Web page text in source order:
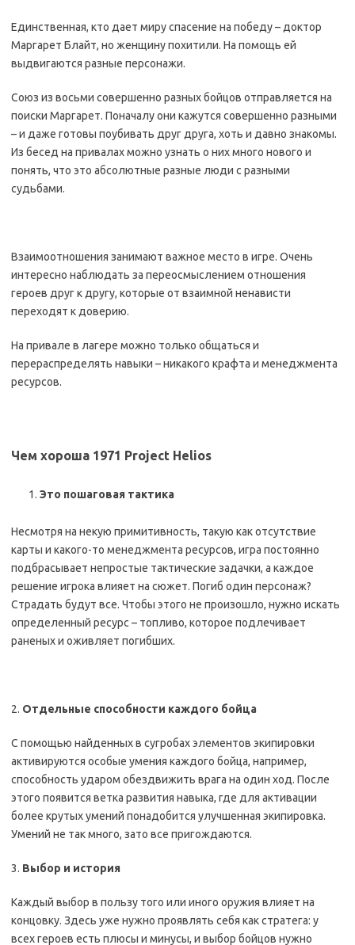
Единственная, кто дает миру спасение на победу – доктор
Маргарет Блайт, но женщину похитили. На помощь ей
выдвигаются разные персонажи.
Союз из восьми совершенно разных бойцов отправляется на
поиски Маргарет. Поначалу они кажутся совершенно разными
– и даже готовы поубивать друг друга, хоть и давно знакомы.
Из бесед на привалах можно узнать о них много нового и
понять, что это абсолютные разные люди с разными
судьбами.
Взаимоотношения занимают важное место в игре. Очень
интересно наблюдать за переосмыслением отношения
героев друг к другу, которые от взаимной ненависти
переходят к доверию.
На привале в лагере можно только общаться и
перераспределять навыки – никакого крафта и менеджмента
ресурсов.
Чем хороша 1971 Project Helios
Это пошаговая тактика
Несмотря на некую примитивность, такую как отсутствие
карты и какого-то менеджмента ресурсов, игра постоянно
подбрасывает непростые тактические задачки, а каждое
решение игрока влияет на сюжет. Погиб один персонаж?
Страдать будут все. Чтобы этого не произошло, нужно искать
определенный ресурс – топливо, которое подлечивает
раненых и оживляет погибших.
2. Отдельные способности каждого бойца
С помощью найденных в сугробах элементов экипировки
активируются особые умения каждого бойца, например,
способность ударом обездвижить врага на один ход. После
этого появится ветка развития навыка, где для активации
более крутых умений понадобится улучшенная экипировка.
Умений не так много, зато все пригождаются.
3. Выбор и история
Каждый выбор в пользу того или иного оружия влияет на
концовку. Здесь уже нужно проявлять себя как стратега: у
всех героев есть плюсы и минусы, и выбор бойцов нужно